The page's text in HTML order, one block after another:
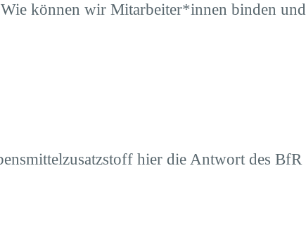
können wir Mitarbeiter*innen binden und
hier die Antwort des BfR